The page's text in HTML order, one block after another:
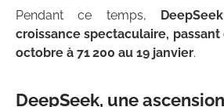
Pendant ce temps,
croissance spectaculaire, passant
octobre à 71 200 au 19 janvier.
DeepSeek, une